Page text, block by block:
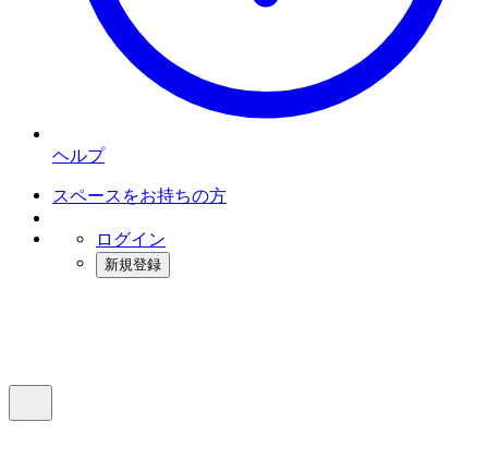
ヘルプ
スペースをお持ちの方
ログイン
新規登録